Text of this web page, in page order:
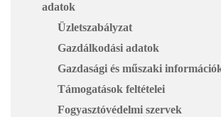
adatok
Üzletszabályzat
Gazdálkodási adatok
Gazdasági és műszaki
Támogatások feltételei
Fogyasztóvédelmi szervek